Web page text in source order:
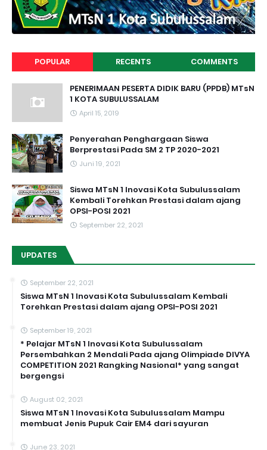
POPULAR RECENTS COMMENTS
PENERIMAAN PESERTA DIDIK BARU (PPDB) MTsN
1 KOTA SUBULUSSALAM
April 15, 2019
Penyerahan Penghargaan Siswa
Berprestasi Pada SM 2 TP 2020-2021
Juni 19, 2021
Siswa MTsN 1 Inovasi Kota Subulussalam
Kembali Torehkan Prestasi dalam ajang
OPSI-POSI 2021
September 22, 2021
UPDATES
September 22, 2021
Siswa MTsN 1 Inovasi Kota Subulussalam Kembali
Torehkan Prestasi dalam ajang OPSI-POSI 2021
September 19, 2021
* Pelajar MTsN 1 Inovasi Kota Subulussalam
Persembahkan 2 Mendali Pada ajang Olimpiade DIVYA
COMPETITION 2021 Rangking Nasional* yang sangat
bergengsi
August 02, 2021
Siswa MTsN 1 Inovasi Kota Subulussalam Mampu
membuat Jenis Pupuk Cair EM4 dari sayuran
June 23, 2021